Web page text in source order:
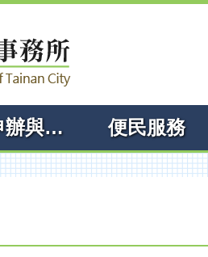
線上申辦與查詢 便民服務